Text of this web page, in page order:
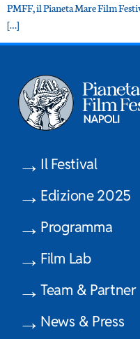
PMFF, il Pianeta Mare Film
[…]
Il Festival
Edizione 2025
Programma
Film Lab
Team & Partner
News & Press